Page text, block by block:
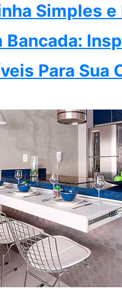
Simples e
Bancada:
Para Sua